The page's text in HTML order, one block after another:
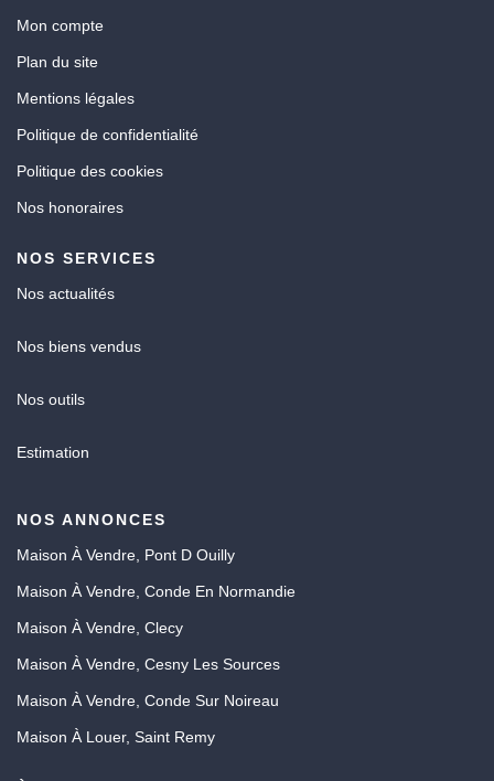
Mon compte
Plan du site
Mentions légales
Politique de confidentialité
Politique des cookies
Nos honoraires
NOS SERVICES
Nos actualités
Nos biens vendus
Nos outils
Estimation
NOS ANNONCES
Maison À Vendre, Pont D Ouilly
Maison À Vendre, Conde En Normandie
Maison À Vendre, Clecy
Maison À Vendre, Cesny Les Sources
Maison À Vendre, Conde Sur Noireau
Maison À Louer, Saint Remy